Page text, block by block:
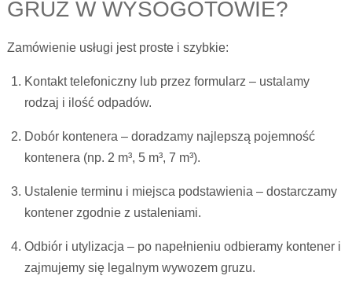
GRUZ W WYSOGOTOWIE?
Zamówienie usługi jest proste i szybkie:
Kontakt telefoniczny lub przez formularz – ustalamy
rodzaj i ilość odpadów.
Dobór kontenera – doradzamy najlepszą pojemność
kontenera (np. 2 m³, 5 m³, 7 m³).
Ustalenie terminu i miejsca podstawienia – dostarczamy
kontener zgodnie z ustaleniami.
Odbiór i utylizacja – po napełnieniu odbieramy kontener i
zajmujemy się legalnym wywozem gruzu.